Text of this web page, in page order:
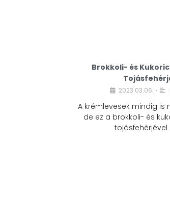
Brokkoli- és
2023.03.06. •
A krémlevesek mindig is
de ez a brokkoli- és
tojásfehérjével